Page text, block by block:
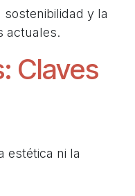
y la
actuales.
Claves
estética ni la